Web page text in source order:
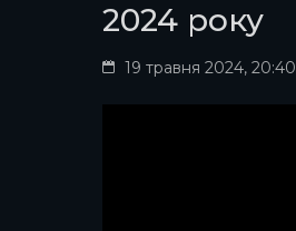
2024 року
19 травня 2024, 20:40